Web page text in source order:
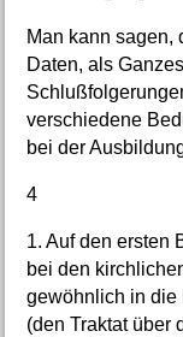
Man kann sagen,
Daten, als
verschiedene
bei der
4
1. Auf den ersten
bei den
gewöhnlich in die
(den Traktat über